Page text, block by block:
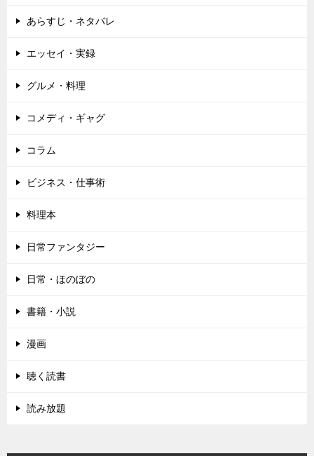
あらすじ・ネタバレ
エッセイ・実録
グルメ・料理
コメディ・ギャグ
コラム
ビジネス・仕事術
料理本
日常ファンタジー
日常・ほのぼの
書籍・小説
漫画
聴く読書
読み放題